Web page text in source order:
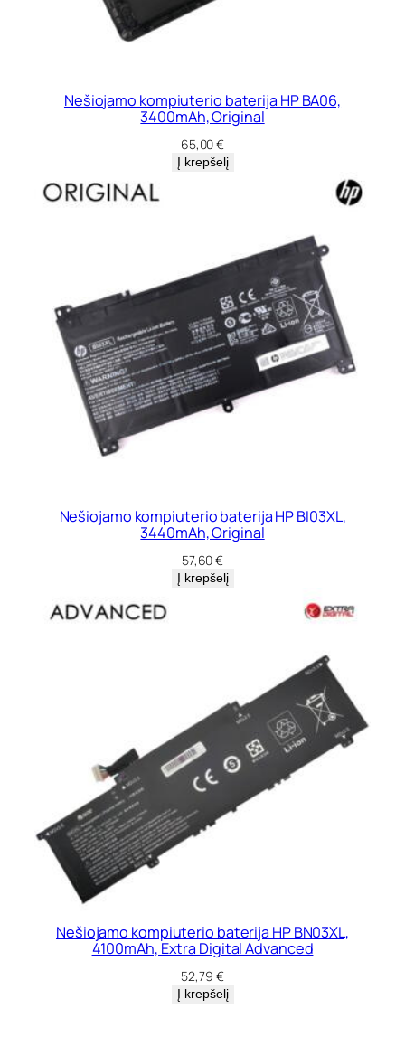
Nešiojamo kompiuterio baterija HP BA06,
3400mAh, Original
65,00€
Į krepšelį
Nešiojamo kompiuterio baterija HP BI03XL,
3440mAh, Original
57,60€
Į krepšelį
Nešiojamo kompiuterio baterija HP BN03XL,
4100mAh, Extra Digital Advanced
52,79 €
Į krepšelį